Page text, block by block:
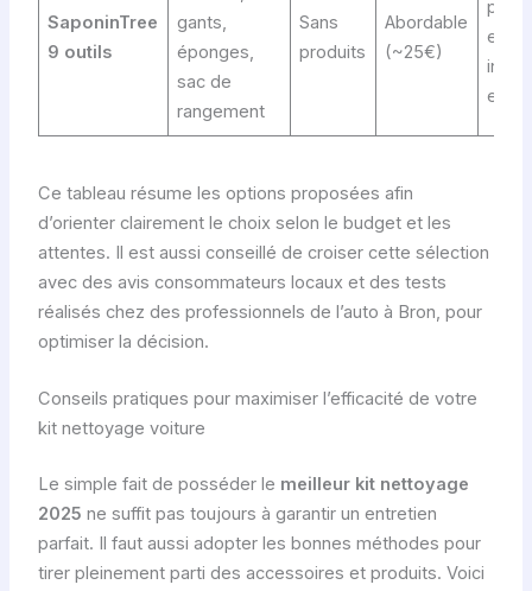
SaponinTree
9 outils
gants,
éponges,
sac de
rangement
Sans
produits
Abordable
(~25€)
Ce tableau résume les options proposées afin
d’orienter clairement le choix selon le budget et les
attentes. Il est aussi conseillé de croiser cette sélection
avec des avis consommateurs locaux et des tests
réalisés chez des professionnels de l’auto à Bron, pour
optimiser la décision.
Conseils pratiques pour maximiser l’efficacité de votre
kit nettoyage voiture
Le simple fait de posséder le meilleur kit nettoyage
2025 ne suffit pas toujours à garantir un entretien
parfait. Il faut aussi adopter les bonnes méthodes pour
tirer pleinement parti des accessoires et produits. Voici